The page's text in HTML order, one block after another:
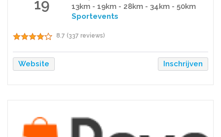
19
13km - 19km - 28km - 34km - 50km
Sportevents
8.7 (337 reviews)
Website Inschrijven